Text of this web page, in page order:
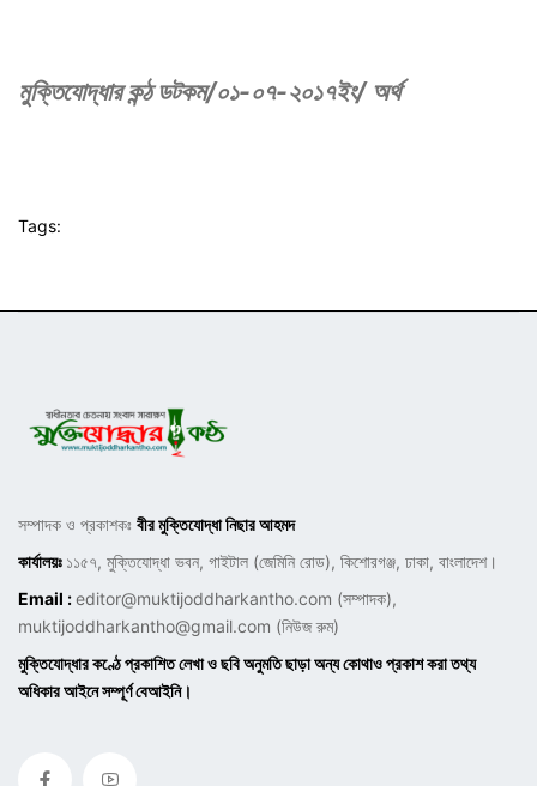
মুক্তিযোদ্ধার কন্ঠ ডটকম/০১-০৭-২০১৭ইং/ অর্থ
Tags:
সম্পাদক ও প্রকাশকঃ বীর মুক্তিযোদ্ধা নিছার আহমদ
কার্যালয়ঃ ১১৫৭, মুক্তিযোদ্ধা ভবন, গাইটাল (জেমিনি রোড), কিশোরগঞ্জ, ঢাকা, বাংলাদেশ।
Email :editor@muktijoddharkantho.com (সম্পাদক),
muktijoddharkantho@gmail.com (নিউজ রুম)
মুক্তিযোদ্ধার কণ্ঠে প্রকাশিত লেখা ও ছবি অনুমতি ছাড়া অন্য কোথাও প্রকাশ করা তথ্য
অধিকার আইনে সম্পূর্ণ বেআইনি।